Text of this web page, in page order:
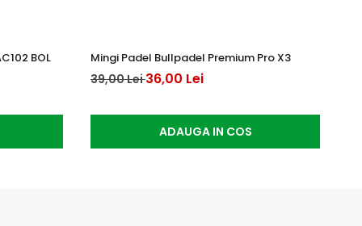
BOL Mingi Padel Bullpadel Premium Pro X3
39,00 Lei36,00 Lei
ADAUGA IN COS